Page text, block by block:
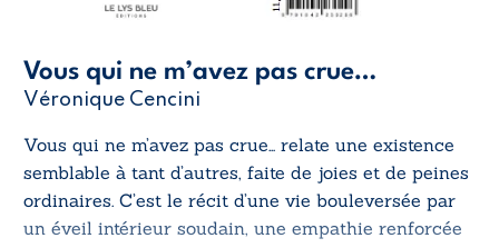
Vous qui ne m’avez pas crue…
Véronique Cencini
Vous qui ne m’avez pas crue… relate une existence
semblable à tant d’autres, faite de joies et de peines
ordinaires. C’est le récit d’une vie bouleversée par
un éveil intérieur soudain, une empathie renforcée